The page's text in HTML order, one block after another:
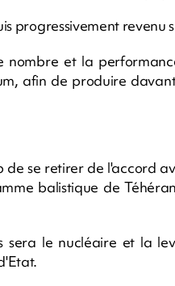
progressivement revenu
et la
afin de produire
de se retirer de l'accord
balistique de
sera le nucléaire et la